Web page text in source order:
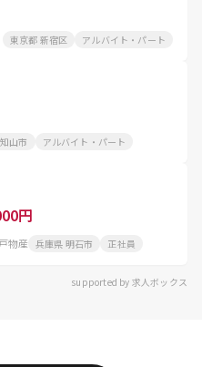
東京都 新宿区 アルバイト・パート
山市 アルバイト・パート
円
物産 兵庫県 明石市 正社員
supported by 求人ボックス